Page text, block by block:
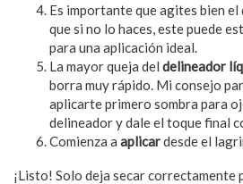
Es importante que agites bien
que si no lo haces, este puede
para una aplicación ideal.
La mayor queja del delineador
borra muy rápido. Mi consejo
aplicarte primero sombra para
delineador y dale el toque final
Comienza a aplicardesde el
¡Listo! Solo deja secar correctamente